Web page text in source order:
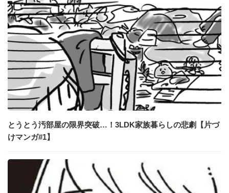
とうとう汚部屋の限界突破…！3LDK家族暮らしの悲劇【片づ
けマンガ#1】